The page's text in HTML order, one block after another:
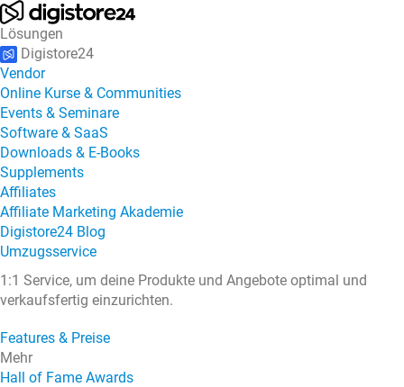
Lösungen
Digistore24
Vendor
Online Kurse & Communities
Events & Seminare
Software & SaaS
Downloads & E-Books
Supplements
Affiliates
Affiliate Marketing Akademie
Digistore24 Blog
Umzugsservice
1:1 Service, um deine Produkte und Angebote optimal und
verkaufsfertig einzurichten.
Features & Preise
Mehr
Hall of Fame Awards